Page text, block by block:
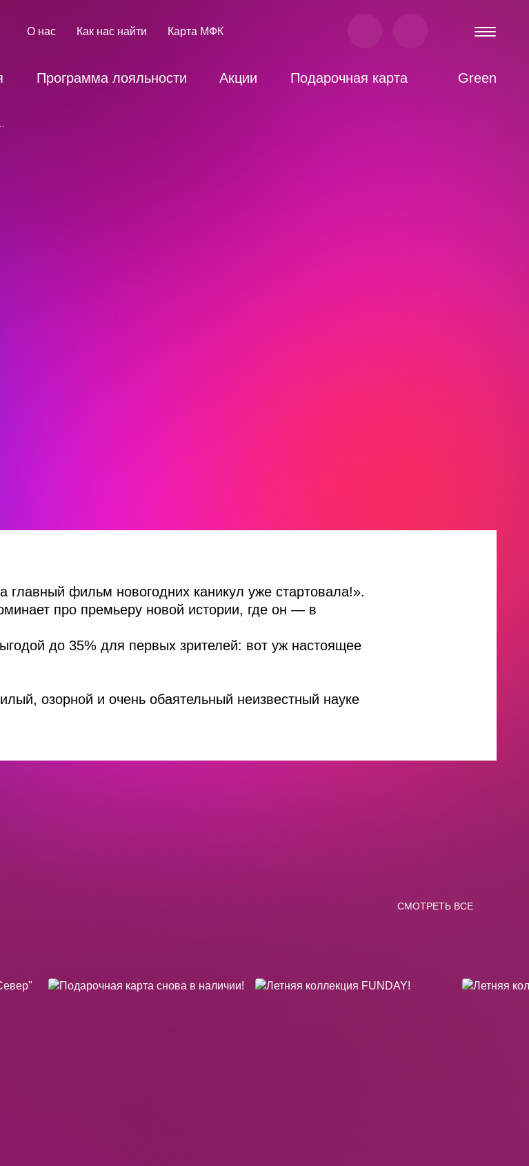
О нас Как нас найти Карта МФК
Программа лояльности Акции Подарочная карта Green
фильм новогодних каникул уже стартовала!».
про премьеру новой истории, где он — в
до 35% для первых зрителей: вот уж настоящее
озорной и очень обаятельный неизвестный науке
СМОТРЕТЬ ВСЕ